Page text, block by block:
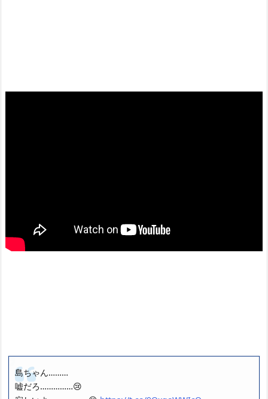
島ちゃん………
嘘だろ……………😢